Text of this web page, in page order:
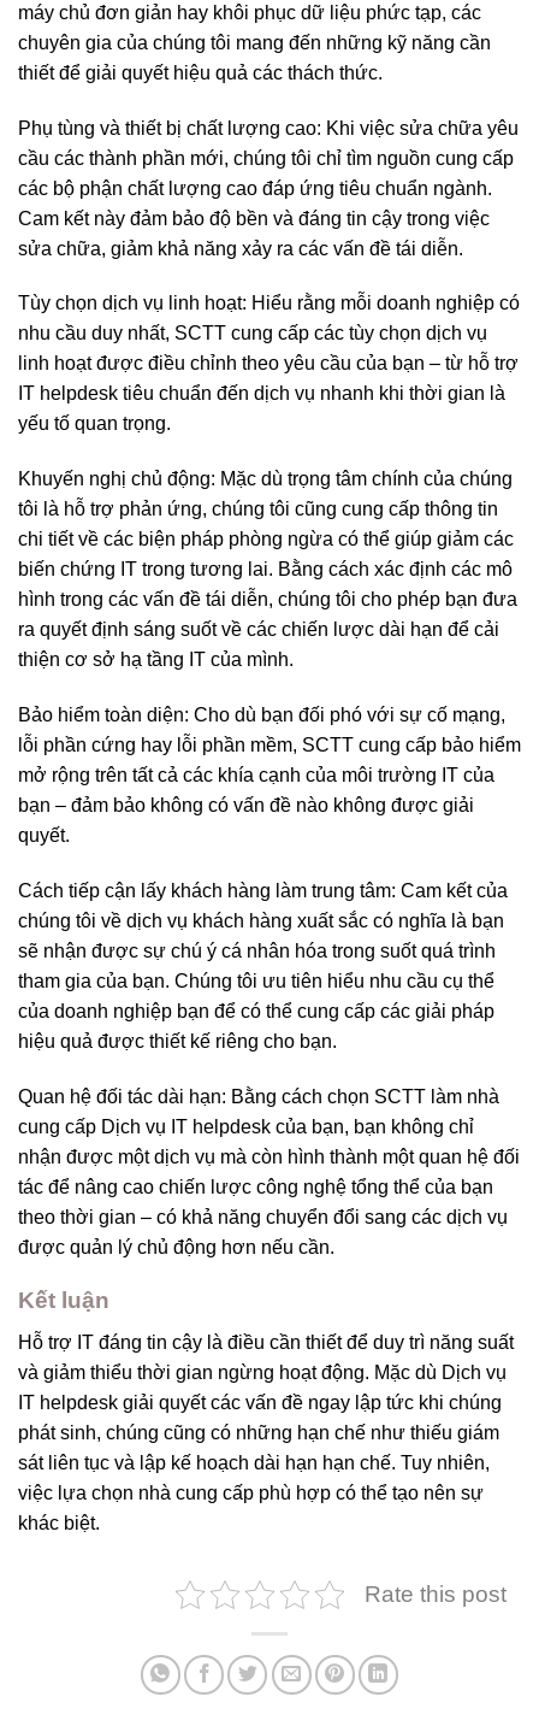
máy chủ đơn giản hay khôi phục dữ liệu phức tạp, các
chuyên gia của chúng tôi mang đến những kỹ năng cần
thiết để giải quyết hiệu quả các thách thức.
Phụ tùng và thiết bị chất lượng cao: Khi việc sửa chữa yêu
cầu các thành phần mới, chúng tôi chỉ tìm nguồn cung cấp
các bộ phận chất lượng cao đáp ứng tiêu chuẩn ngành.
Cam kết này đảm bảo độ bền và đáng tin cậy trong việc
sửa chữa, giảm khả năng xảy ra các vấn đề tái diễn.
Tùy chọn dịch vụ linh hoạt: Hiểu rằng mỗi doanh nghiệp có
nhu cầu duy nhất, SCTT cung cấp các tùy chọn dịch vụ
linh hoạt được điều chỉnh theo yêu cầu của bạn – từ hỗ trợ
IT helpdesk tiêu chuẩn đến dịch vụ nhanh khi thời gian là
yếu tố quan trọng.
Khuyến nghị chủ động: Mặc dù trọng tâm chính của chúng
tôi là hỗ trợ phản ứng, chúng tôi cũng cung cấp thông tin
chi tiết về các biện pháp phòng ngừa có thể giúp giảm các
biến chứng IT trong tương lai. Bằng cách xác định các mô
hình trong các vấn đề tái diễn, chúng tôi cho phép bạn đưa
ra quyết định sáng suốt về các chiến lược dài hạn để cải
thiện cơ sở hạ tầng IT của mình.
Bảo hiểm toàn diện: Cho dù bạn đối phó với sự cố mạng,
lỗi phần cứng hay lỗi phần mềm, SCTT cung cấp bảo hiểm
mở rộng trên tất cả các khía cạnh của môi trường IT của
bạn – đảm bảo không có vấn đề nào không được giải
quyết.
Cách tiếp cận lấy khách hàng làm trung tâm: Cam kết của
chúng tôi về dịch vụ khách hàng xuất sắc có nghĩa là bạn
sẽ nhận được sự chú ý cá nhân hóa trong suốt quá trình
tham gia của bạn. Chúng tôi ưu tiên hiểu nhu cầu cụ thể
của doanh nghiệp bạn để có thể cung cấp các giải pháp
hiệu quả được thiết kế riêng cho bạn.
Quan hệ đối tác dài hạn: Bằng cách chọn SCTT làm nhà
cung cấp Dịch vụ IT helpdesk của bạn, bạn không chỉ
nhận được một dịch vụ mà còn hình thành một quan hệ đối
tác để nâng cao chiến lược công nghệ tổng thể của bạn
theo thời gian – có khả năng chuyển đổi sang các dịch vụ
được quản lý chủ động hơn nếu cần.
Kết luận
Hỗ trợ IT đáng tin cậy là điều cần thiết để duy trì năng suất
và giảm thiểu thời gian ngừng hoạt động. Mặc dù Dịch vụ
IT helpdesk giải quyết các vấn đề ngay lập tức khi chúng
phát sinh, chúng cũng có những hạn chế như thiếu giám
sát liên tục và lập kế hoạch dài hạn hạn chế. Tuy nhiên,
việc lựa chọn nhà cung cấp phù hợp có thể tạo nên sự
khác biệt.
Rate this post